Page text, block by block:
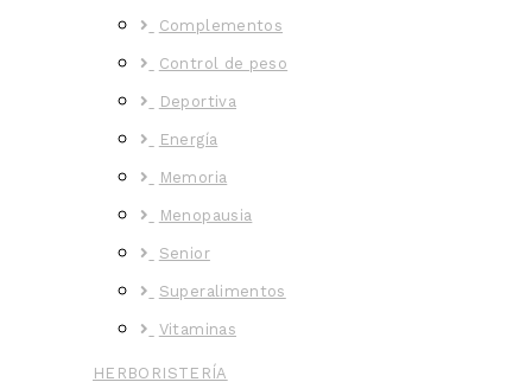
Complementos
Control de peso
Deportiva
Energía
Memoria
Menopausia
Senior
Superalimentos
Vitaminas
HERBORISTERÍA